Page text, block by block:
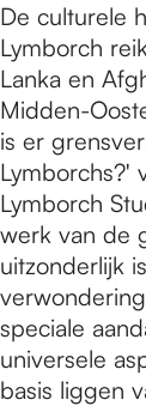
De culturele
Lymborch
Lanka en
Midden-
is er
Lymborchs?'
Lymborch
werk van de
uitzonderlijk
speciale
universele
basis liggen